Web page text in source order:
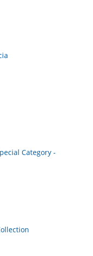
Category -